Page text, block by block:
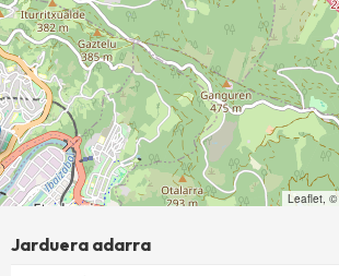
Leaflet, ©
Jarduera adarra